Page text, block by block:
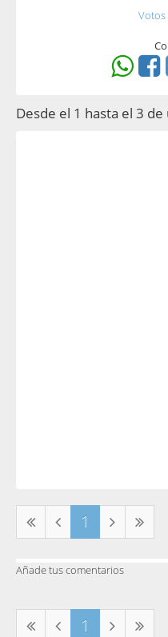
Votos
Desde el 1 hasta el 3
1
Añade tus comentarios
1